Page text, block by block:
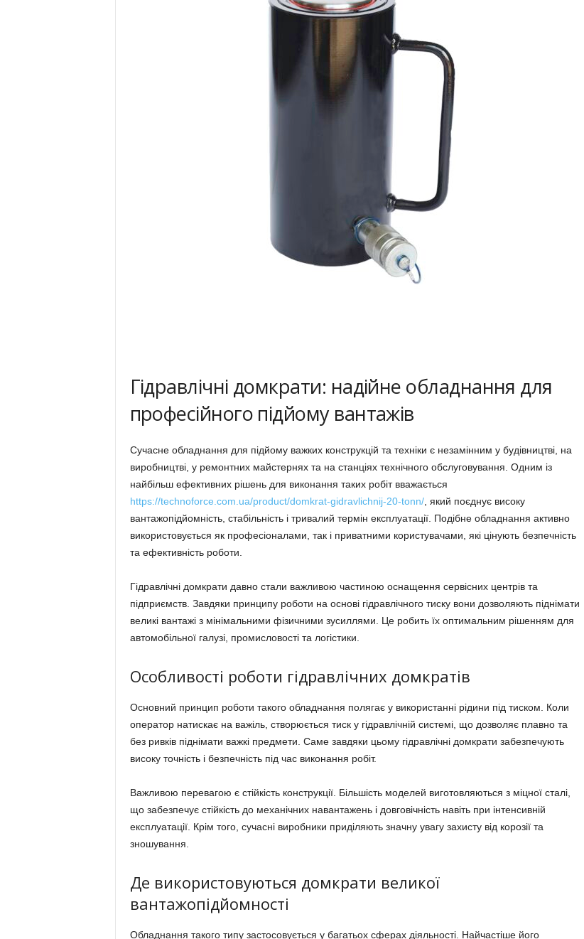
Гідравлічні домкрати: надійне обладнання для
професійного підйому вантажів
Сучасне обладнання для підйому важких конструкцій та техніки є незамінним у будівництві, на
виробництві, у ремонтних майстернях та на станціях технічного обслуговування. Одним із
найбільш ефективних рішень для виконання таких робіт вважається
https://technoforce.com.ua/product/domkrat-gidravlichnij-20-tonn/, який поєднує високу
вантажопідйомність, стабільність і тривалий термін експлуатації. Подібне обладнання активно
використовується як професіоналами, так і приватними користувачами, які цінують безпечність
та ефективність роботи.
Гідравлічні домкрати давно стали важливою частиною оснащення сервісних центрів та
підприємств. Завдяки принципу роботи на основі гідравлічного тиску вони дозволяють піднімати
великі вантажі з мінімальними фізичними зусиллями. Це робить їх оптимальним рішенням для
автомобільної галузі, промисловості та логістики.
Особливості роботи гідравлічних домкратів
Основний принцип роботи такого обладнання полягає у використанні рідини під тиском. Коли
оператор натискає на важіль, створюється тиск у гідравлічній системі, що дозволяє плавно та
без ривків піднімати важкі предмети. Саме завдяки цьому гідравлічні домкрати забезпечують
високу точність і безпечність під час виконання робіт.
Важливою перевагою є стійкість конструкції. Більшість моделей виготовляються з міцної сталі,
що забезпечує стійкість до механічних навантажень і довговічність навіть при інтенсивній
експлуатації. Крім того, сучасні виробники приділяють значну увагу захисту від корозії та
зношування.
Де використовуються домкрати великої
вантажопідйомності
Обладнання такого типу застосовується у багатьох сферах діяльності. Найчастіше його